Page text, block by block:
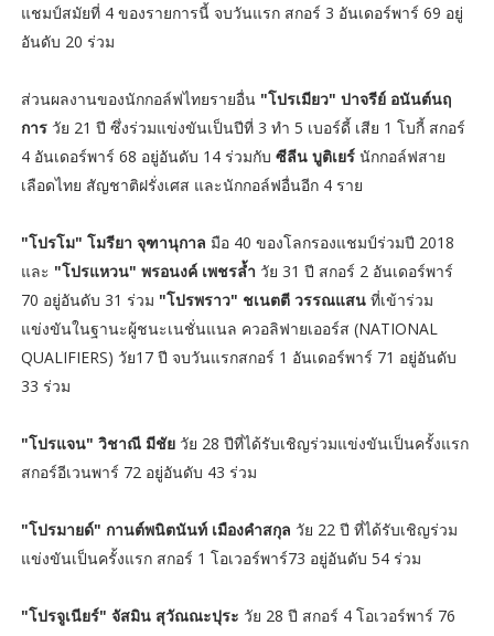
แชมป์สมัยที่ 4 ของรายการนี้ จบวันแรก สกอร์ 3 อันเดอร์พาร์ 69 อยู่
อันดับ 20 ร่วม
ส่วนผลงานของนักกอล์ฟไทยรายอื่น "โปรเมียว" ปาจรีย์ อนันต์นฤ
การ วัย 21 ปี ซึ่งร่วมแข่งขันเป็นปีที่ 3 ทำ 5 เบอร์ดี้ เสีย 1 โบกี้ สกอร์
4 อันเดอร์พาร์ 68 อยู่อันดับ 14 ร่วมกับ ซีลีน บูติเยร์ นักกอล์ฟสาย
เลือดไทย สัญชาติฝรั่งเศส และนักกอล์ฟอื่นอีก 4 ราย
"โปรโม" โมรียา จุฑานุกาล มือ 40 ของโลกรองแชมป์ร่วมปี 2018
และ "โปรแหวน" พรอนงค์ เพชรล้ำ วัย 31 ปี สกอร์ 2 อันเดอร์พาร์
70 อยู่อันดับ 31 ร่วม "โปรพราว" ชเนตตี วรรณแสนที่เข้าร่วม
แข่งขันในฐานะผู้ชนะเนชั่นแนล ควอลิฟายเออร์ส (NATIONAL
QUALIFIERS) วัย17 ปี จบวันแรกสกอร์ 1 อันเดอร์พาร์ 71 อยู่อันดับ
33 ร่วม
"โปรแจน" วิชาณี มีชัยวัย 28 ปีที่ได้รับเชิญร่วมแข่งขันเป็นครั้งแรก
สกอร์อีเวนพาร์ 72 อยู่อันดับ 43 ร่วม
"โปรมายด์" กานต์พนิตนันท์ เมืองคำสกุล วัย 22 ปี ที่ได้รับเชิญร่วม
แข่งขันเป็นครั้งแรก สกอร์ 1 โอเวอร์พาร์73 อยู่อันดับ 54 ร่วม
"โปรจูเนียร์" จัสมิน สุวัณณะปุระ วัย 28 ปี สกอร์ 4 โอเวอร์พาร์ 76